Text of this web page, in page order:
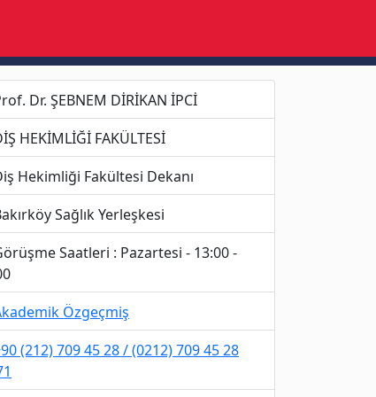
Dr. ŞEBNEM DİRİKAN İPCİ
HEKİMLİĞİ FAKÜLTESİ
Hekimliği Fakültesi Dekanı
Sağlık Yerleşkesi
Saatleri : Pazartesi - 13:00 -
Özgeçmiş
(212) 709 45 28​ / (0212) 709 45 28